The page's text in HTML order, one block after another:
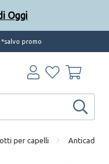
*salvo promo
per capelli Anticaduta
Oggi